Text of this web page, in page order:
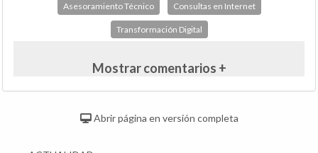
Asesoramiento Técnico Consultas en Internet
Transformación Digital
Mostrar comentarios +
Abrir página en versión completa